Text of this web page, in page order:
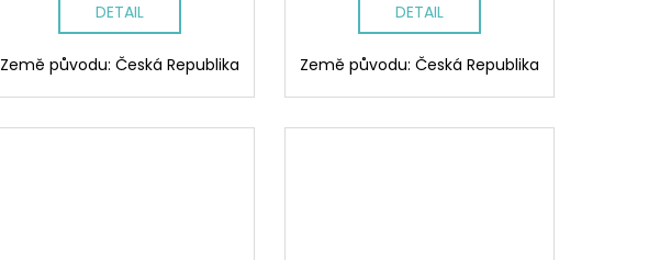
DETAIL
Země původu: Česká Republika
DETAIL
Země původu: Česká Republika